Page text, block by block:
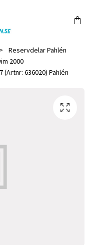
Reservdelar Pahlén
2000
636020) Pahlén